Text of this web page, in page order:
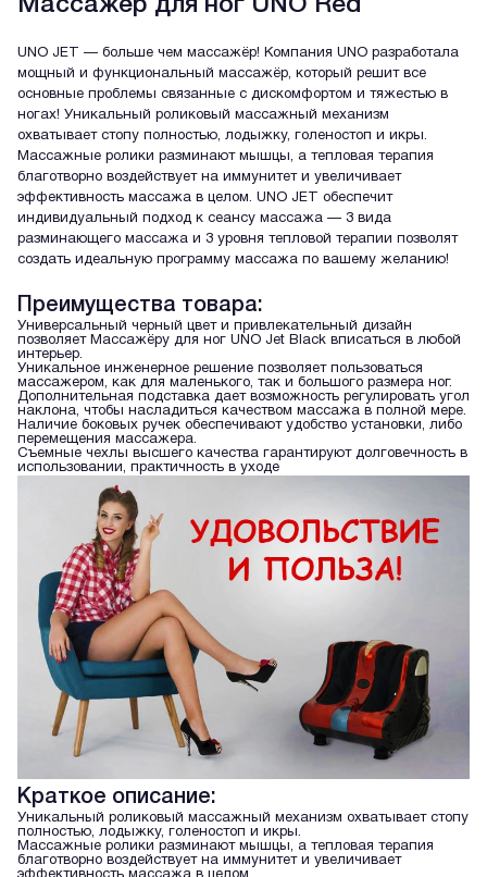
Массажёр для ног UNO Red
UNO JET — больше чем массажёр! Компания UNO разработала
мощный и функциональный массажёр, который решит все
основные проблемы связанные с дискомфортом и тяжестью в
ногах! Уникальный роликовый массажный механизм
охватывает стопу полностью, лодыжку, голеностоп и икры.
Массажные ролики разминают мышцы, а тепловая терапия
благотворно воздействует на иммунитет и увеличивает
эффективность массажа в целом. UNO JET обеспечит
индивидуальный подход к сеансу массажа — 3 вида
разминающего массажа и 3 уровня тепловой терапии позволят
создать идеальную программу массажа по вашему желанию!
Преимущества товара:
Универсальный черный цвет и привлекательный дизайн
позволяет Массажёру для ног UNO Jet Black вписаться в любой
интерьер.
Уникальное инженерное решение позволяет пользоваться
массажером, как для маленького, так и большого размера ног.
Дополнительная подставка дает возможность регулировать угол
наклона, чтобы насладиться качеством массажа в полной мере.
Наличие боковых ручек обеспечивают удобство установки, либо
перемещения массажера.
Съемные чехлы высшего качества гарантируют долговечность в
использовании, практичность в уходе
Краткое описание:
Уникальный роликовый массажный механизм охватывает стопу
полностью, лодыжку, голеностоп и икры.
Массажные ролики разминают мышцы, а тепловая терапия
благотворно воздействует на иммунитет и увеличивает